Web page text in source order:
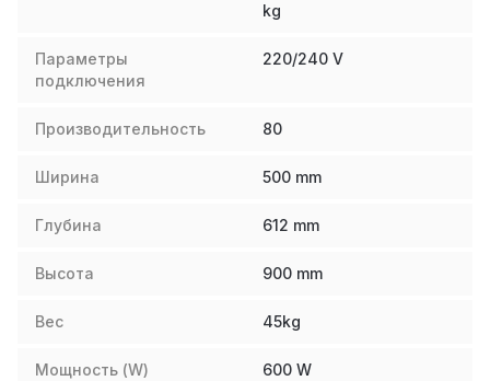
kg
Параметры
подключения
220/240 V
Производительность 80
Ширина 500 mm
Глубина 612 mm
Высота 900 mm
Вес 45kg
Мощность (W) 600 W